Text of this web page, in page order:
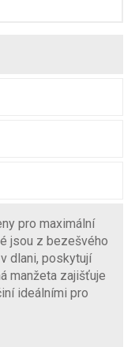
pro maximální
jsou z bezešvého
dlani, poskytují
manžeta zajišťuje
ideálními pro